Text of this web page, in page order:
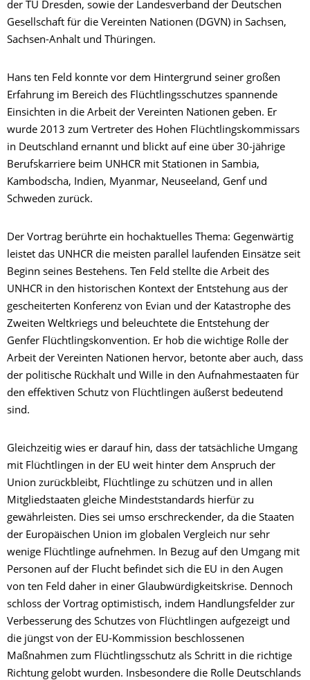
der TU Dresden, sowie der Landesverband der Deutschen
Gesellschaft für die Vereinten Nationen (DGVN) in Sachsen,
Sachsen-Anhalt und Thüringen.
Hans ten Feld konnte vor dem Hintergrund seiner großen
Erfahrung im Bereich des Flüchtlingsschutzes spannende
Einsichten in die Arbeit der Vereinten Nationen geben. Er
wurde 2013 zum Vertreter des Hohen Flüchtlingskommissars
in Deutschland ernannt und blickt auf eine über 30-jährige
Berufskarriere beim UNHCR mit Stationen in Sambia,
Kambodscha, Indien, Myanmar, Neuseeland, Genf und
Schweden zurück.
Der Vortrag berührte ein hochaktuelles Thema: Gegenwärtig
leistet das UNHCR die meisten parallel laufenden Einsätze seit
Beginn seines Bestehens. Ten Feld stellte die Arbeit des
UNHCR in den historischen Kontext der Entstehung aus der
gescheiterten Konferenz von Evian und der Katastrophe des
Zweiten Weltkriegs und beleuchtete die Entstehung der
Genfer Flüchtlingskonvention. Er hob die wichtige Rolle der
Arbeit der Vereinten Nationen hervor, betonte aber auch, dass
der politische Rückhalt und Wille in den Aufnahmestaaten für
den effektiven Schutz von Flüchtlingen äußerst bedeutend
sind.
Gleichzeitig wies er darauf hin, dass der tatsächliche Umgang
mit Flüchtlingen in der EU weit hinter dem Anspruch der
Union zurückbleibt, Flüchtlinge zu schützen und in allen
Mitgliedstaaten gleiche Mindeststandards hierfür zu
gewährleisten. Dies sei umso erschreckender, da die Staaten
der Europäischen Union im globalen Vergleich nur sehr
wenige Flüchtlinge aufnehmen. In Bezug auf den Umgang mit
Personen auf der Flucht befindet sich die EU in den Augen
von ten Feld daher in einer Glaubwürdigkeitskrise. Dennoch
schloss der Vortrag optimistisch, indem Handlungsfelder zur
Verbesserung des Schutzes von Flüchtlingen aufgezeigt und
die jüngst von der EU-Kommission beschlossenen
Maßnahmen zum Flüchtlingsschutz als Schritt in die richtige
Richtung gelobt wurden. Insbesondere die Rolle Deutschlands